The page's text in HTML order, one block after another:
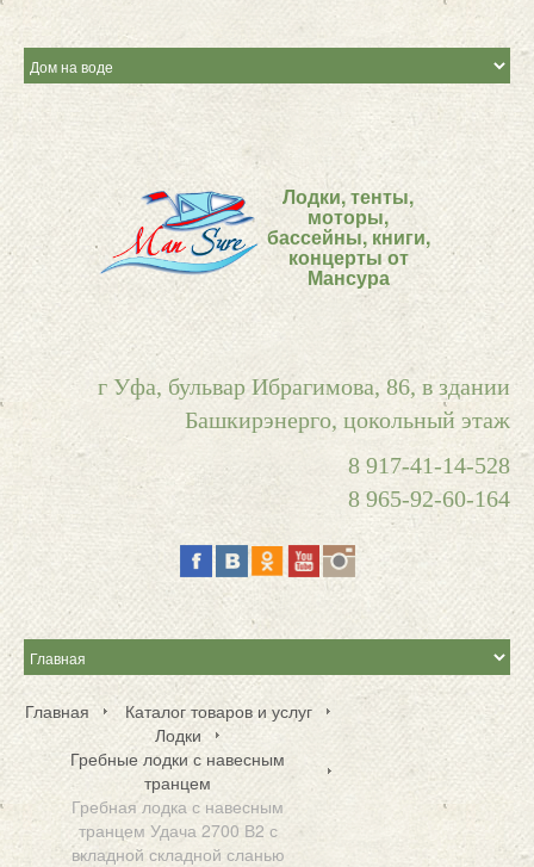
Лодки, тенты,
моторы,
бассейны, книги,
концерты от
Мансура
г Уфа, бульвар Ибрагимова, 86, в здании
Башкирэнерго, цокольный этаж
8 917-41-14-528
8 965-92-60-164
Главная
Каталог товаров и услуг
Лодки
Гребные лодки с навесным
транцем
Гребная лодка с навесным
транцем Удача 2700 В2 с
вкладной складной сланью